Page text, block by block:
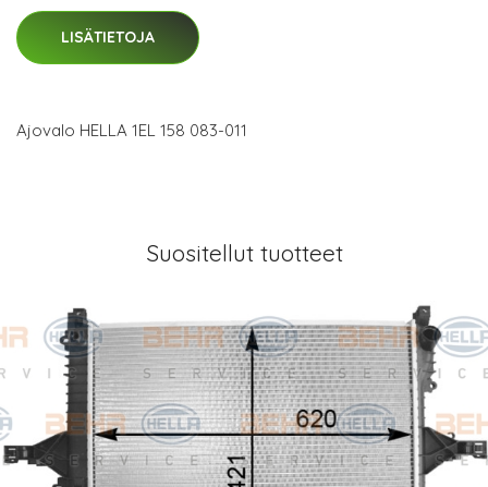
LISÄTIETOJA
Ajovalo HELLA 1EL 158 083-011
Suositellut tuotteet